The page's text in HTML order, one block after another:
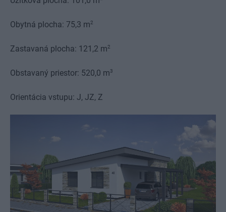
Obytná plocha: 75,3 m2
Zastavaná plocha: 121,2 m2
Obstavaný priestor: 520,0 m3
Orientácia vstupu: J, JZ, Z